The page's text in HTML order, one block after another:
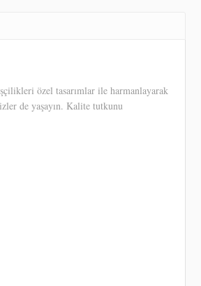
özel tasarımlar ile harmanlayarak
de yaşayın. Kalite tutkunu